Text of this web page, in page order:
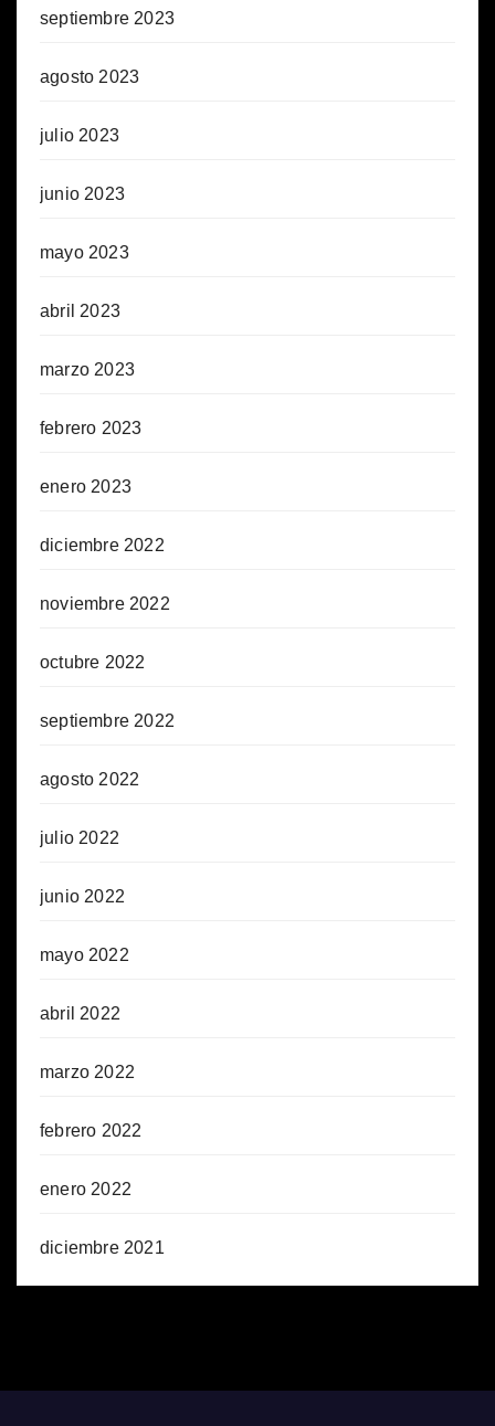
septiembre 2023
agosto 2023
julio 2023
junio 2023
mayo 2023
abril 2023
marzo 2023
febrero 2023
enero 2023
diciembre 2022
noviembre 2022
octubre 2022
septiembre 2022
agosto 2022
julio 2022
junio 2022
mayo 2022
abril 2022
marzo 2022
febrero 2022
enero 2022
diciembre 2021